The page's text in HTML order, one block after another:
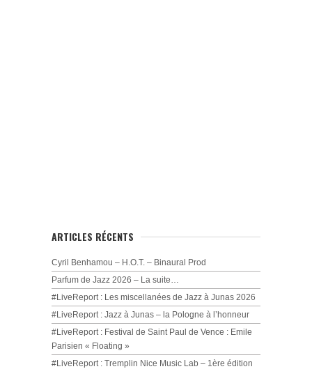
ARTICLES RÉCENTS
Cyril Benhamou – H.O.T. – Binaural Prod
Parfum de Jazz 2026 – La suite…
#LiveReport : Les miscellanées de Jazz à Junas 2026
#LiveReport : Jazz à Junas – la Pologne à l’honneur
#LiveReport : Festival de Saint Paul de Vence : Emile
Parisien « Floating »
#LiveReport : Tremplin Nice Music Lab – 1ère édition